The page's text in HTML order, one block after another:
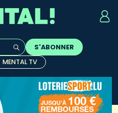
complétion sont
S'ABONNER
MENTAL TV